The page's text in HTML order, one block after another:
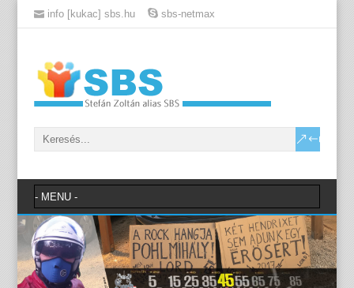
info [kukac] sbs.hu sbs-netmax